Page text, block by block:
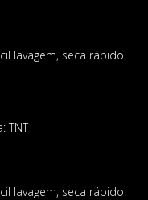
lavagem, seca rápido.
TNT
lavagem, seca rápido.